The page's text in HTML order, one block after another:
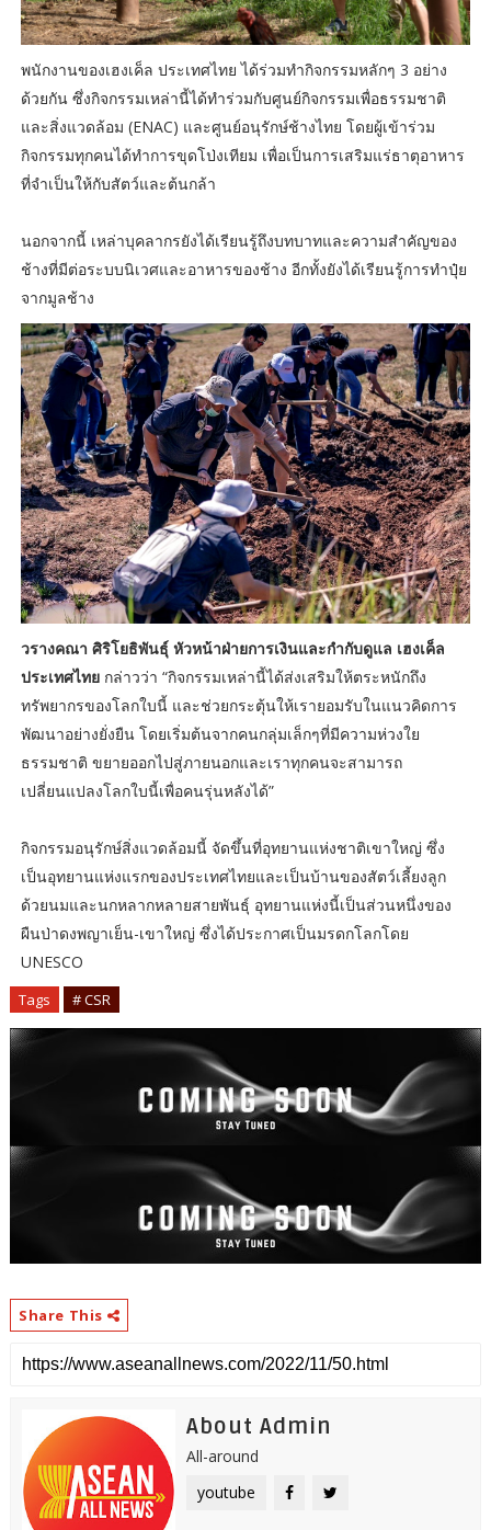
พนักงานของเฮงเค็ล ประเทศไทย ได้ร่วมทำกิจกรรมหลักๆ 3 อย่าง
ด้วยกัน ซึ่งกิจกรรมเหล่านี้ได้ทำร่วมกับศูนย์กิจกรรมเพื่อธรรมชาติ
และสิ่งแวดล้อม (ENAC) และศูนย์อนุรักษ์ช้างไทย โดยผู้เข้าร่วม
กิจกรรมทุกคนได้ทำการขุดโป่งเทียม เพื่อเป็นการเสริมแร่ธาตุอาหาร
ที่จำเป็นให้กับสัตว์และต้นกล้า
นอกจากนี้ เหล่าบุคลากรยังได้เรียนรู้ถึงบทบาทและความสำคัญของ
ช้างที่มีต่อระบบนิเวศและอาหารของช้าง อีกทั้งยังได้เรียนรู้การทำปุ๋ย
จากมูลช้าง
วรางคณา ศิริโยธิพันธุ์ หัวหน้าฝ่ายการเงินและกำกับดูแล เฮงเค็ล
ประเทศไทยกล่าวว่า “กิจกรรมเหล่านี้ได้ส่งเสริมให้ตระหนักถึง
ทรัพยากรของโลกใบนี้ และช่วยกระตุ้นให้เรายอมรับในแนวคิดการ
พัฒนาอย่างยั่งยืน โดยเริ่มต้นจากคนกลุ่มเล็กๆที่มีความห่วงใย
ธรรมชาติ ขยายออกไปสู่ภายนอกและเราทุกคนจะสามารถ
เปลี่ยนแปลงโลกใบนี้เพื่อคนรุ่นหลังได้”
กิจกรรมอนุรักษ์สิ่งแวดล้อมนี้ จัดขึ้นที่อุทยานแห่งชาติเขาใหญ่ ซึ่ง
เป็นอุทยานแห่งแรกของประเทศไทยและเป็นบ้านของสัตว์เลี้ยงลูก
ด้วยนมและนกหลากหลายสายพันธุ์ อุทยานแห่งนี้เป็นส่วนหนึ่งของ
ผืนป่าดงพญาเย็น-เขาใหญ่ ซึ่งได้ประกาศเป็นมรดกโลกโดย
UNESCO
Tags # CSR
Share This
About Admin
All-around
youtube